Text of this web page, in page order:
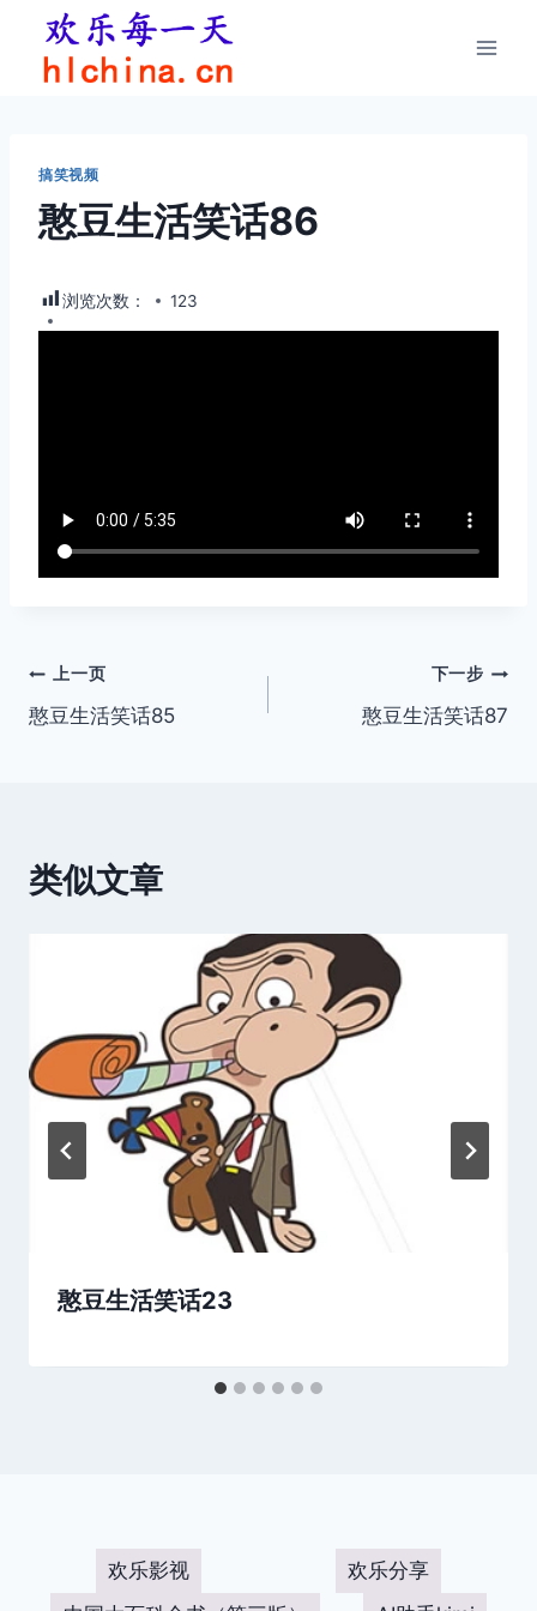
搞笑视频
憨豆生活笑话86
浏览次数： 123
文
章
上一页
憨豆生活笑话85
下一步
憨豆生活笑话87
类似文章
憨豆生活笑话23
欢乐影视
欢乐分享